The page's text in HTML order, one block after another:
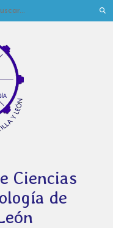
Ciencias
de